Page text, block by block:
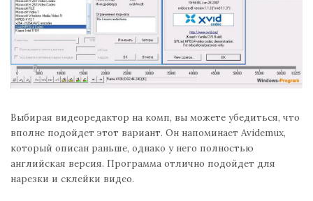
Выбирая видеоредактор на комп, вы можете убедиться, что
вполне подойдет этот вариант. Он напоминает Avidemux,
который описан раньше, однако у него полностью
английская версия. Программа отлично подойдет для
нарезки и склейки видео.